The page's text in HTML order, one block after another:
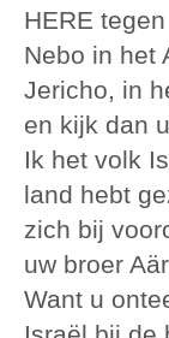
HERE
Nebo in het
Jericho, in
en kijk dan
Ik het volk
land hebt
zich bij
uw broer
Want u